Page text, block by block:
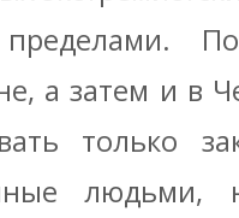
а затем и в
только